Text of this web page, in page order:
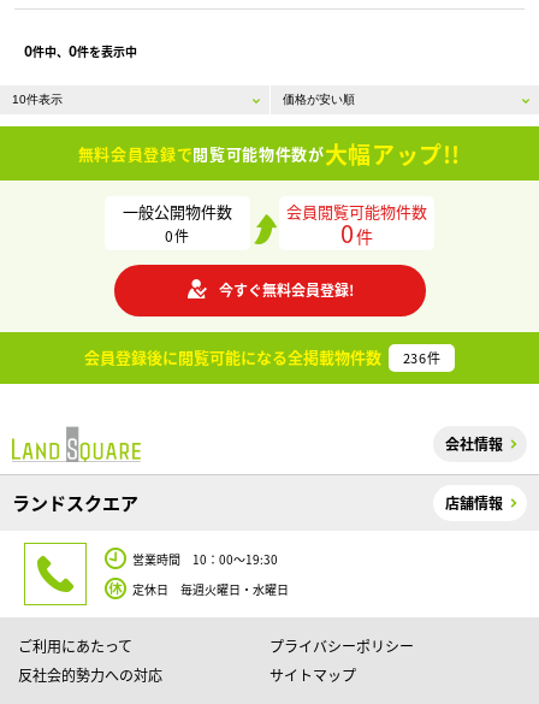
0件中、 0件を表示中
無料会員登録で閲覧可能物件数が大幅アップ!!
一般公開物件数
0件
会員閲覧可能物件数
0件
今すぐ無料会員登録!
会員登録後に閲覧可能になる全掲載物件数 236件
会社情報
ランドスクエア 店舗情報
営業時間 10：00～19:30
定休日 毎週火曜日・水曜日
ご利用にあたって
プライバシーポリシー
反社会的勢力への対応
サイトマップ